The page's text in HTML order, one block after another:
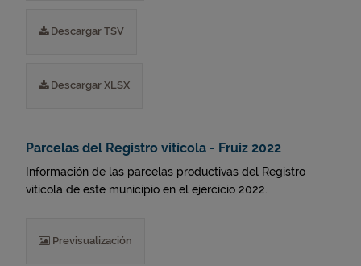
Descargar TSV
Descargar XLSX
Parcelas del Registro vitícola - Fruiz 2022
Información de las parcelas productivas del Registro
vitícola de este municipio en el ejercicio 2022.
Previsualización